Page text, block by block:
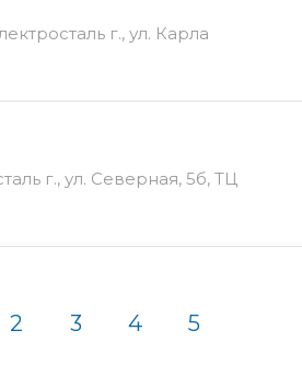
г., ул. Карла
г., ул. Северная, 5б, ТЦ
2 3 4 5